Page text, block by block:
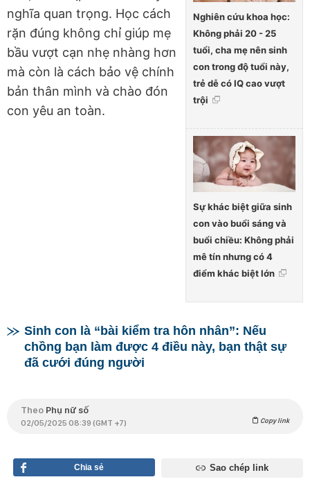
Nghiên cứu khoa học:
Không phải 20 - 25
tuổi, cha mẹ nên sinh
con trong độ tuổi này,
trẻ dễ có IQ cao vượt
trội
Sự khác biệt giữa sinh
con vào buổi sáng và
buổi chiều: Không phải
mê tín nhưng có 4
điểm khác biệt lớn
nghĩa quan trọng. Học cách
rặn đúng không chỉ giúp mẹ
bầu vượt cạn nhẹ nhàng hơn
mà còn là cách bảo vệ chính
bản thân mình và chào đón
con yêu an toàn.
Sinh con là “bài kiểm tra hôn nhân”: Nếu
chồng bạn làm được 4 điều này, bạn thật sự
đã cưới đúng người
Theo Phụ nữ số
02/05/2025 08:39 (GMT +7) Copy link
Chia sẻ Sao chép link